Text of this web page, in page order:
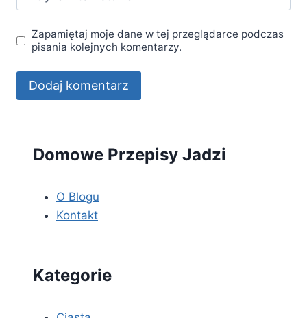
Zapamiętaj moje dane w tej przeglądarce podczas
pisania kolejnych komentarzy.
Domowe Przepisy Jadzi
O Blogu
Kontakt
Kategorie